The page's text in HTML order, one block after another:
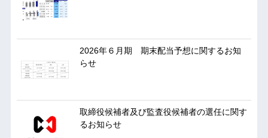
2026年６月期 期末配当予想に関するお知
らせ
取締役候補者及び監査役候補者の選任に関す
るお知らせ